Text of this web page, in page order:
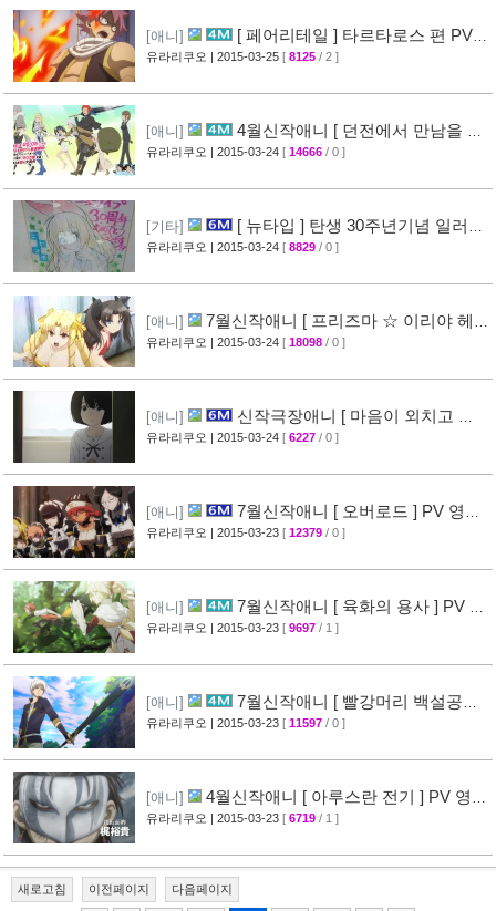
[애니]
[ 페어리테일 ] 타르타로스 편 PV
영상 공개 ( FAIRY TAIL ) [32]
유라리쿠오 | 2015-03-25 [ 8125 / 2 ]
[애니]
4월신작애니 [ 던전에서 만남을 추
구하면 안되는 걸까? ] 2차 PV 영상 공개
유라리쿠오 | 2015-03-24 [ 14666 / 0 ]
[기타]
[ 뉴타입 ] 탄생 30주년기념 일러스
트 + [ A-1 Pictures ] 10주년 기념 일러스트 공
유라리쿠오 | 2015-03-24 [ 8829 / 0 ]
[애니]
7월신작애니 [ 프리즈마 ☆ 이리야 헤
르츠! ] 티저 영상 공개 (Fate/kaleid liner)
유라리쿠오 | 2015-03-24 [ 18098 / 0 ]
[애니]
신작극장애니 [ 마음이 외치고 싶
어한다 ] PV 영상 + 주요 성우진 명단 공개
유라리쿠오 | 2015-03-24 [ 6227 / 0 ]
[애니]
7월신작애니 [ 오버로드 ] PV 영상
공개 [41]
유라리쿠오 | 2015-03-23 [ 12379 / 0 ]
[애니]
7월신작애니 [ 육화의 용사 ] PV 영
상 공개
[31]
유라리쿠오 | 2015-03-23 [ 9697 / 1 ]
[애니]
7월신작애니 [ 빨강머리 백설공주 ]
PV 영상 공개 [30]
유라리쿠오 | 2015-03-23 [ 11597 / 0 ]
[애니]
4월신작애니 [ 아루스란 전기 ] PV 영상
공개 [29]
유라리쿠오 | 2015-03-23 [ 6719 / 1 ]
새로고침 이전페이지 다음페이지